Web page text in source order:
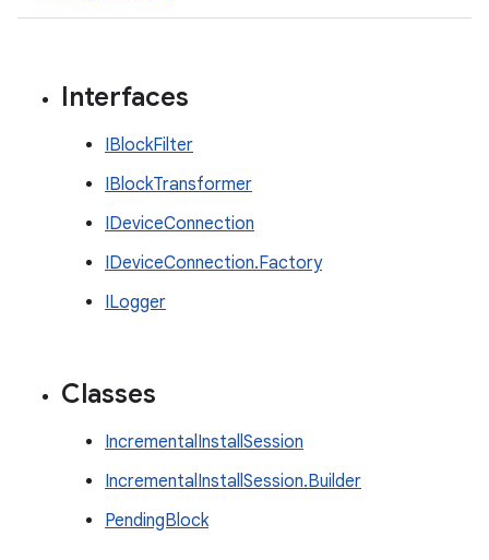
Interfaces
IBlockFilter
IBlockTransformer
IDeviceConnection
IDeviceConnection.Factory
ILogger
Classes
IncrementalInstallSession
IncrementalInstallSession.Builder
PendingBlock